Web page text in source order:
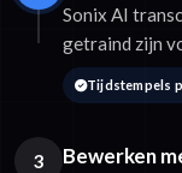
Sonix AI
getraind zijn
Tijdstempels
3 Bewerken